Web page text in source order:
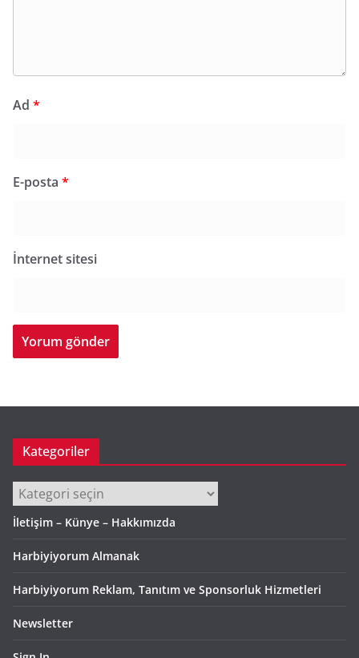
Ad *
E-posta *
İnternet sitesi
Kategoriler
Kategoriler
İletişim – Künye – Hakkımızda
Harbiyiyorum Almanak
Harbiyiyorum Reklam, Tanıtım ve Sponsorluk Hizmetleri
Newsletter